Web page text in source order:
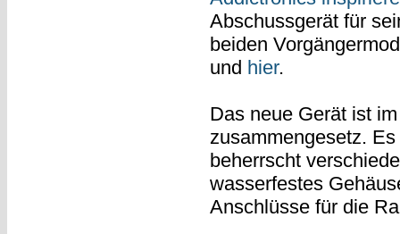
Abschussgerät für
beiden
und hier.
Das neue Gerät ist
zusammengesetz.
beherrscht
wasserfestes
Anschlüsse für die